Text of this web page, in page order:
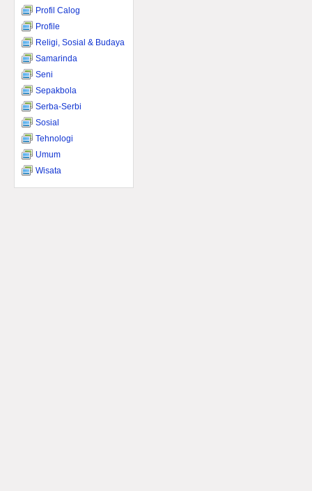
Profil Calog
Profile
Religi, Sosial & Budaya
Samarinda
Seni
Sepakbola
Serba-Serbi
Sosial
Tehnologi
Umum
Wisata